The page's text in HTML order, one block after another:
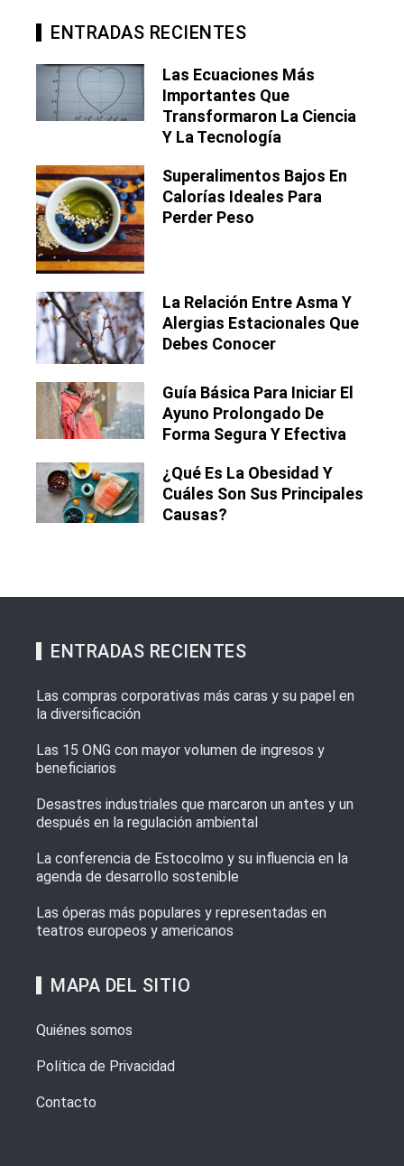
ENTRADAS RECIENTES
Las Ecuaciones Más
Importantes Que
Transformaron La Ciencia
Y La Tecnología
Superalimentos Bajos En
Calorías Ideales Para
Perder Peso
La Relación Entre Asma Y
Alergias Estacionales Que
Debes Conocer
Guía Básica Para Iniciar El
Ayuno Prolongado De
Forma Segura Y Efectiva
¿Qué Es La Obesidad Y
Cuáles Son Sus Principales
Causas?
ENTRADAS RECIENTES
Las compras corporativas más caras y su papel en
la diversificación
Las 15 ONG con mayor volumen de ingresos y
beneficiarios
Desastres industriales que marcaron un antes y un
después en la regulación ambiental
La conferencia de Estocolmo y su influencia en la
agenda de desarrollo sostenible
Las óperas más populares y representadas en
teatros europeos y americanos
MAPA DEL SITIO
Quiénes somos
Política de Privacidad
Contacto